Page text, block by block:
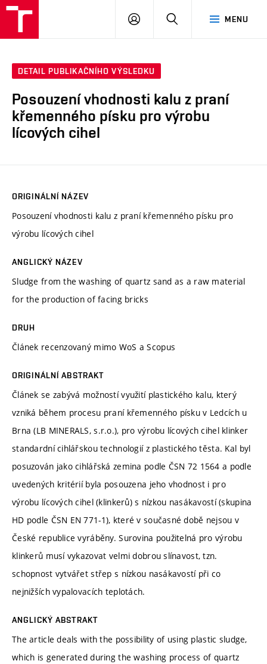
MENU
PŘIHLÁSIT
DETAIL PUBLIKAČNÍHO VÝSLEDKU
Posouzení vhodnosti kalu z praní
křemenného písku pro výrobu
lícových cihel
ORIGINÁLNÍ NÁZEV
Posouzení vhodnosti kalu z praní křemenného písku pro
výrobu lícových cihel
ANGLICKÝ NÁZEV
Sludge from the washing of quartz sand as a raw material
for the production of facing bricks
DRUH
Článek recenzovaný mimo WoS a Scopus
ORIGINÁLNÍ ABSTRAKT
Článek se zabývá možností využití plastického kalu, který
vzniká během procesu praní křemenného písku v Ledcích u
Brna (LB MINERALS, s.r.o.), pro výrobu lícových cihel klinker
standardní cihlářskou technologií z plastického těsta. Kal byl
posuzován jako cihlářská zemina podle ČSN 72 1564 a podle
uvedených kritérií byla posouzena jeho vhodnost i pro
výrobu lícových cihel (klinkerů) s nízkou nasákavostí (skupina
HD podle ČSN EN 771-1), které v současné době nejsou v
České republice vyráběny. Surovina použitelná pro výrobu
klinkerů musí vykazovat velmi dobrou slínavost, tzn.
schopnost vytvářet střep s nízkou nasákavostí při co
nejnižších vypalovacích teplotách.
ANGLICKÝ ABSTRAKT
The article deals with the possibility of using plastic sludge,
which is generated during the washing process of quartz